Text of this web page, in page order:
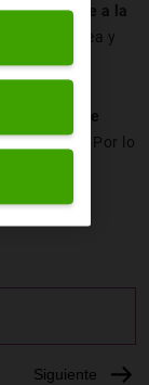
a la
y
proviene
Flogeers. Por lo
con
Siguiente